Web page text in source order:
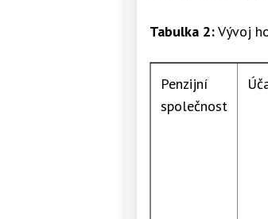
Tabulka 2:Vývoj
Penzijní
společnost